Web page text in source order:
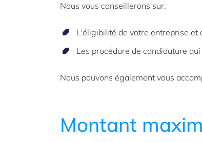
Nous vous conseillerons sur:
L'éligibilité de votre entreprise et
Les procédure de candidature
Nous pouvons également vous
Montant